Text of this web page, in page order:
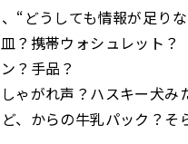
“どうしても情報が足り
？携帯ウォシュレット？
？手品？
ゃがれ声？ハスキー犬み
、からの牛乳パック？そ